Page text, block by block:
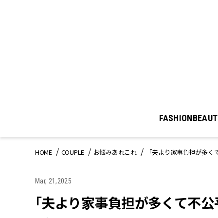
FASHION
HOME COUPLE お悩みあれこれ 「夫より家事負担が多
Mar, 21,2025
「夫より家事負担が多くて不